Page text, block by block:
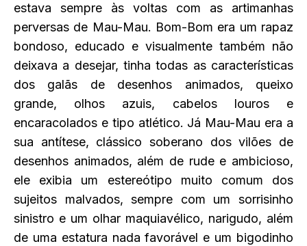
estava sempre às voltas com as artimanhas
perversas de Mau-Mau. Bom-Bom era um rapaz
bondoso, educado e visualmente também não
deixava a desejar, tinha todas as características
dos galãs de desenhos animados, queixo
grande, olhos azuis, cabelos louros e
encaracolados e tipo atlético. Já Mau-Mau era a
sua antítese, clássico soberano dos vilões de
desenhos animados, além de rude e ambicioso,
ele exibia um estereótipo muito comum dos
sujeitos malvados, sempre com um sorrisinho
sinistro e um olhar maquiavélico, narigudo, além
de uma estatura nada favorável e um bigodinho